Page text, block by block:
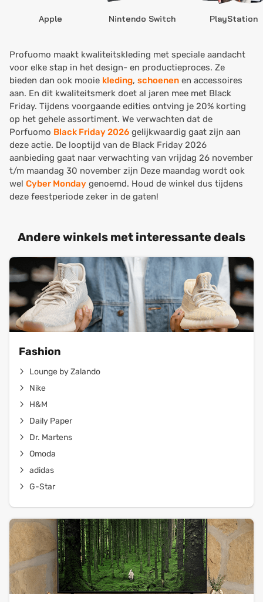
Apple Nintendo Switch PlayStation
Profuomo maakt kwaliteitskleding met speciale aandacht
voor elke stap in het design- en productieproces. Ze
bieden dan ook mooie kleding, schoenen en accessoires
aan. En dit kwaliteitsmerk doet al jaren mee met Black
Friday. Tijdens voorgaande edities ontving je 20% korting
op het gehele assortiment. We verwachten dat de
Porfuomo Black Friday 2026 gelijkwaardig gaat zijn aan
deze actie. De looptijd van de Black Friday 2026
aanbieding gaat naar verwachting van vrijdag 26 november
t/m maandag 30 november zijn Deze maandag wordt ook
wel Cyber Monday genoemd. Houd de winkel dus tijdens
deze feestperiode zeker in de gaten!
Andere winkels met interessante deals
Fashion
Lounge by Zalando
Nike
H&M
Daily Paper
Dr. Martens
Omoda
adidas
G-Star